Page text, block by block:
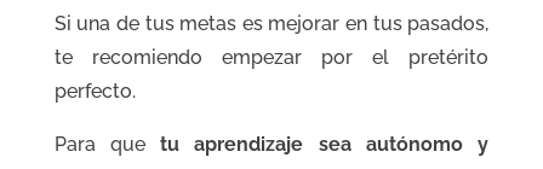
Si una de tus metas es mejorar en tus pasados,
te recomiendo empezar por el pretérito
perfecto.
Para quetu aprendizaje sea autónomo y